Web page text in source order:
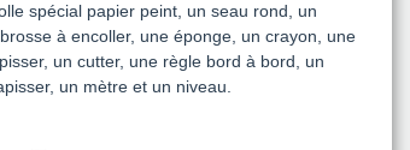
spécial papier peint, un seau rond, un
à encoller, une éponge, un crayon, une
un cutter, une règle bord à bord, un
un mètre et un niveau.